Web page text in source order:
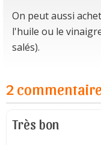
On peut aussi
l'huile ou le
salés).
2
Très bon